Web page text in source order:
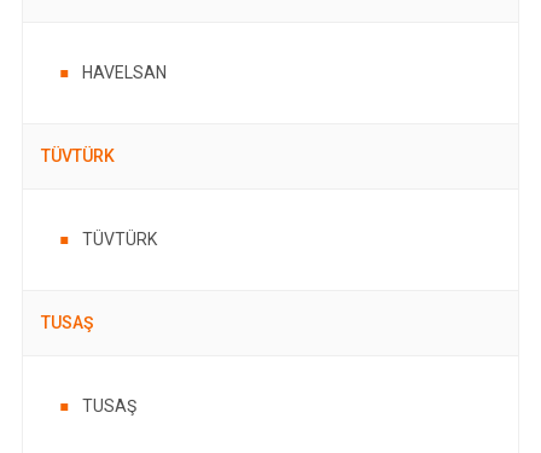
HAVELSAN
TÜVTÜRK
TÜVTÜRK
TUSAŞ
TUSAŞ